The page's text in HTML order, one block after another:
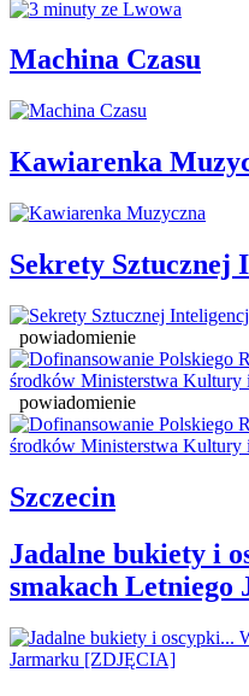
Machina Czasu
Kawiarenka
Sekrety Sztucznej
powiadomienie
powiadomienie
Szczecin
Jadalne bukiety i
smakach